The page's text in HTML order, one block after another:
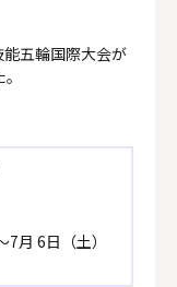
五輪国際大会が
月 6日（土）